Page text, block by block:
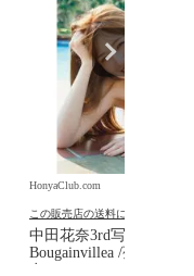
HonyaClub.com
この販売店の送料について
中田花奈3rd写真集
Bougainvillea /菊地泰久